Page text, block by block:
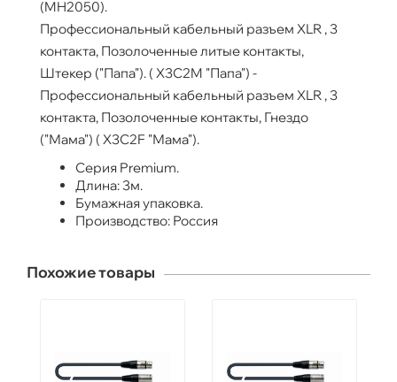
(MH2050).
Профессиональный кабельный разъем XLR , 3
контакта, Позолоченные литые контакты,
Штекер ("Папа"). ( X3C2M "Папа") -
Профессиональный кабельный разъем XLR , 3
контакта, Позолоченные контакты, Гнездо
("Мама") ( X3C2F "Мама").
Серия Premium.
Длина: 3м.
Бумажная упаковка.
Производство: Россия
Похожие товары